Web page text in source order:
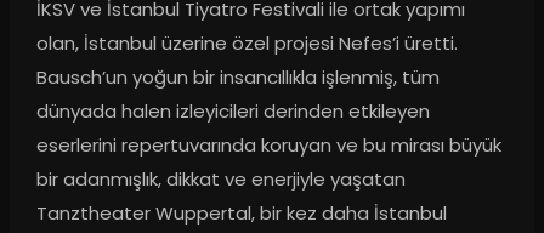
İKSV ve İstanbul Tiyatro Festivali ile ortak yapımı
olan, İstanbul üzerine özel projesi Nefes’i üretti.
Bausch’un yoğun bir insancıllıkla işlenmiş, tüm
dünyada halen izleyicileri derinden etkileyen
eserlerini repertuvarında koruyan ve bu mirası büyük
bir adanmışlık, dikkat ve enerjiyle yaşatan
Tanztheater Wuppertal, bir kez daha İstanbul